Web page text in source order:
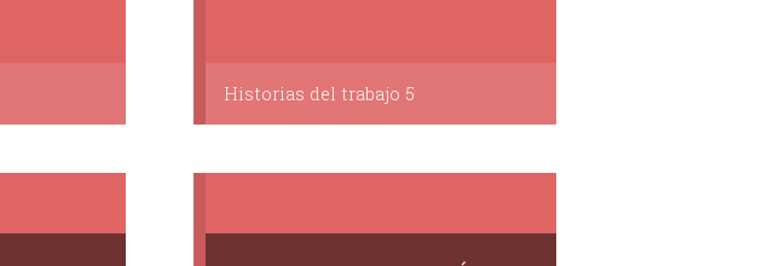
Historias del trabajo 5